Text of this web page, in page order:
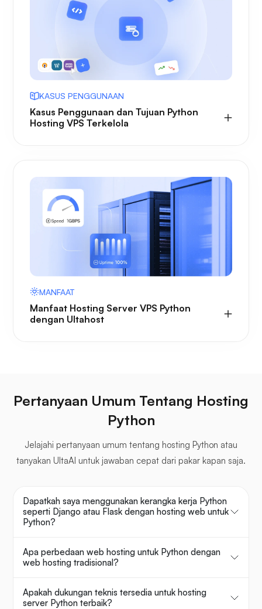
KASUS PENGGUNAAN
Kasus Penggunaan dan Tujuan Python
Hosting VPS Terkelola
MANFAAT
Manfaat Hosting Server VPS Python
dengan Ultahost
Pertanyaan Umum Tentang Hosting
Python
Jelajahi pertanyaan umum tentang hosting Python atau
tanyakan UltaAI untuk jawaban cepat dari pakar kapan saja.
Dapatkah saya menggunakan kerangka kerja Python
seperti Django atau Flask dengan hosting web untuk
Python?
Apa perbedaan web hosting untuk Python dengan
web hosting tradisional?
Apakah dukungan teknis tersedia untuk hosting
server Python terbaik?